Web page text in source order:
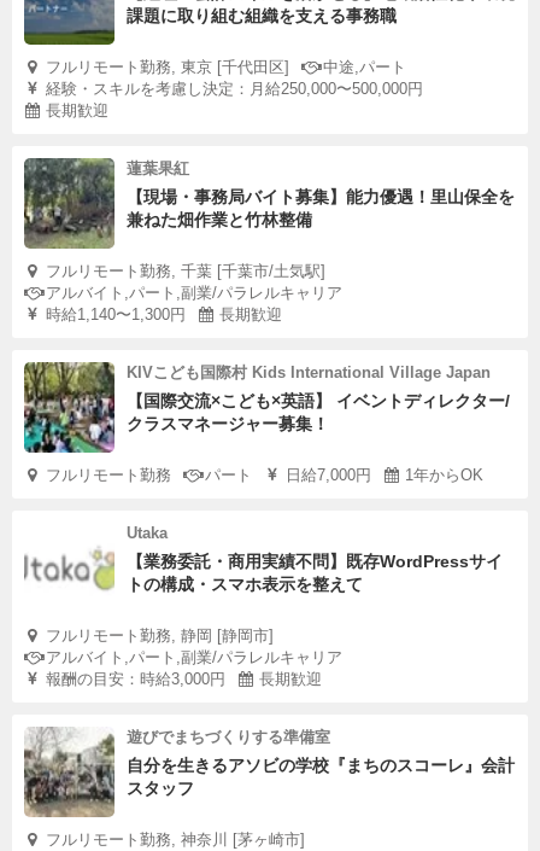
課題に取り組む組織を支える事務職
フルリモート勤務, 東京 [千代田区]
中途,パート
経験・スキルを考慮し決定：月給250,000〜500,000円
長期歓迎
蓮葉果紅
【現場・事務局バイト募集】能力優遇！里山保全を
兼ねた畑作業と竹林整備
フルリモート勤務, 千葉 [千葉市/土気駅]
アルバイト,パート,副業/パラレルキャリア
時給1,140〜1,300円
長期歓迎
KIVこども国際村 Kids International Village Japan
【国際交流×こども×英語】 イベントディレクター/
クラスマネージャー募集！
フルリモート勤務 パート 日給7,000円 1年からOK
Utaka
【業務委託・商用実績不問】既存WordPressサイ
トの構成・スマホ表示を整えて
フルリモート勤務, 静岡 [静岡市]
アルバイト,パート,副業/パラレルキャリア
報酬の目安：時給3,000円
長期歓迎
遊びでまちづくりする準備室
自分を生きるアソビの学校『まちのスコーレ』会計
スタッフ
フルリモート勤務, 神奈川 [茅ヶ崎市]